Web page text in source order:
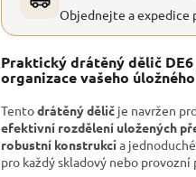
Objednejte a expedice
Praktický drátěný dělič
organizace vašeho
Tentodrátěný dělič je navržen
efektivní rozdělení uložených
robustní konstrukci a
pro každý skladový nebo provozní